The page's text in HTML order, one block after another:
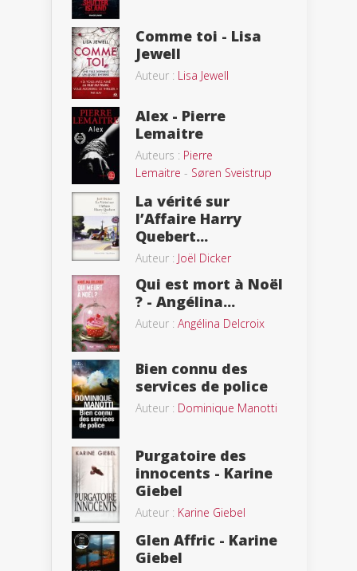
Comme toi - Lisa
Jewell
Auteur : Lisa Jewell
Alex - Pierre
Lemaitre
Auteurs : Pierre
Lemaitre - Søren Sveistrup
La vérité sur
l’Affaire Harry
Quebert...
Auteur : Joël Dicker
Qui est mort à Noël
? - Angélina...
Auteur : Angélina Delcroix
Bien connu des
services de police
Auteur : Dominique Manotti
Purgatoire des
innocents - Karine
Giebel
Auteur : Karine Giebel
Glen Affric - Karine
Giebel